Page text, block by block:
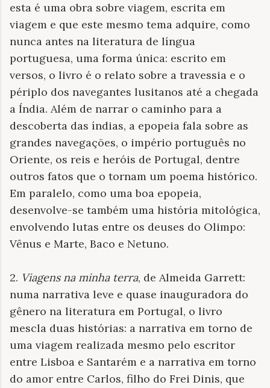
esta é uma obra sobre viagem, escrita em
viagem e que este mesmo tema adquire, como
nunca antes na literatura de língua
portuguesa, uma forma única: escrito em
versos, o livro é o relato sobre a travessia e o
périplo dos navegantes lusitanos até a chegada
a Índia. Além de narrar o caminho para a
descoberta das índias, a epopeia fala sobre as
grandes navegações, o império português no
Oriente, os reis e heróis de Portugal, dentre
outros fatos que o tornam um poema histórico.
Em paralelo, como uma boa epopeia,
desenvolve-se também uma história mitológica,
envolvendo lutas entre os deuses do Olimpo:
Vênus e Marte, Baco e Netuno.
2. Viagens na minha terra, de Almeida Garrett:
numa narrativa leve e quase inauguradora do
gênero na literatura em Portugal, o livro
mescla duas histórias: a narrativa em torno de
uma viagem realizada mesmo pelo escritor
entre Lisboa e Santarém e a narrativa em torno
do amor entre Carlos, filho do Frei Dinis, que